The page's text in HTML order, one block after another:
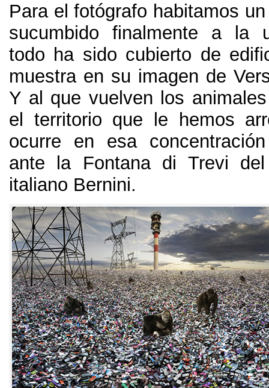
Para el fotógrafo habitamos
sucumbido finalmente a la
todo ha sido cubierto de
muestra en su imagen de
Y al que vuelven los
el territorio que le hemos
ocurre en esa
ante la Fontana di Trevi
italiano Bernini.